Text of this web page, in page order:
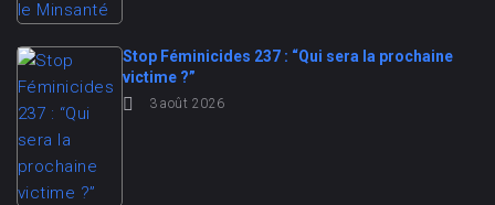
Stop Féminicides 237 : “Qui sera la prochaine
victime ?”
3 août 2026